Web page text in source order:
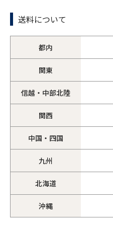
送料について
都内
関東
信越・中部北陸
関西
中国・四国
九州
北海道
沖縄